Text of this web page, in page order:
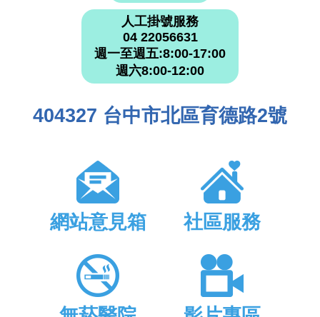
人工掛號服務
04 22056631
週一至週五:8:00-17:00
週六8:00-12:00
404327 台中市北區育德路2號
網站意見箱 社區服務